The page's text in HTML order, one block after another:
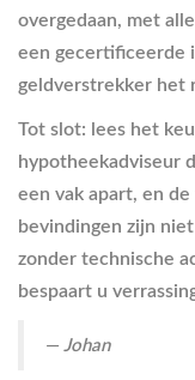
overgedaan, met
een gecertificeerde
geldverstrekker het
Tot slot: lees het
hypotheekadviseur
een vak apart, en
bevindingen zijn
zonder technische
bespaart u
— Johan